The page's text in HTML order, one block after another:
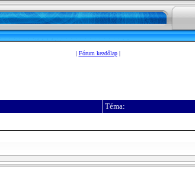
| Fórum kezdőlap|
Téma: